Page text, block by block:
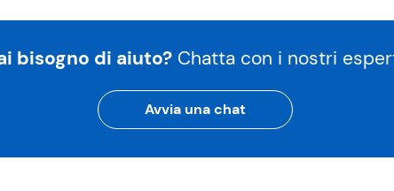
bisogno di aiuto? Chatta con i nostri
Avvia una chat